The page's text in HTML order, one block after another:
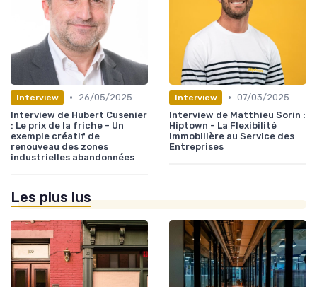
Interview •
26/05/2025
Interview de Hubert Cusenier
: Le prix de la friche - Un
exemple créatif de
renouveau des zones
industrielles abandonnées
Interview • 07/03/2025
Interview de Matthieu Sorin :
Hiptown - La Flexibilité
Immobilière au Service des
Entreprises
Les plus lus